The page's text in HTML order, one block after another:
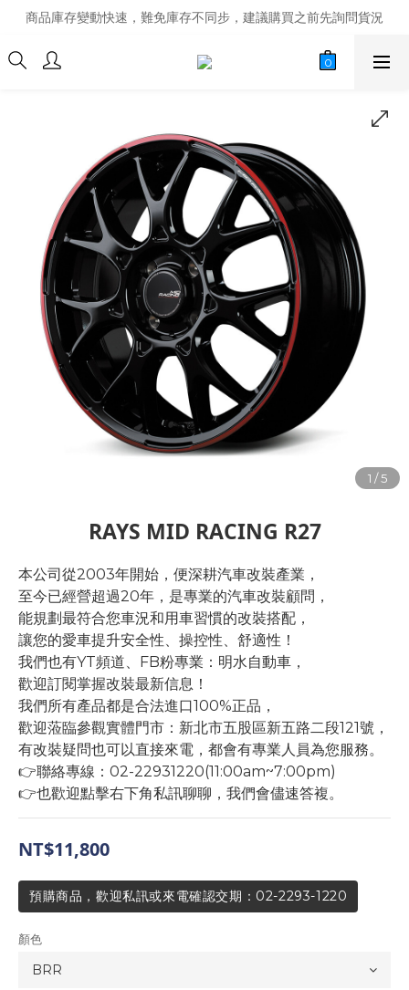
商品庫存變動快速，難免庫存不同步，建議購買之前先詢問貨況
商品庫存變動快速，難免庫存不同步，建議購買之前先詢問貨況
經營超過20年的改裝老字號，安全有保障
RAYS MID RACING R27
本公司從2003年開始，便深耕汽車改裝產業，
至今已經營超過20年，是專業的汽車改裝顧問，
能規劃最符合您車況和用車習慣的改裝搭配，
讓您的愛車提升安全性、操控性、舒適性！
我們也有YT頻道、FB粉專業：明水自動車，
歡迎訂閱掌握改裝最新信息！
我們所有產品都是合法進口100%正品，
歡迎蒞臨參觀實體門市：新北市五股區新五路二段121號，
有改裝疑問也可以直接來電，都會有專業人員為您服務。
👉聯絡專線：02-22931220(11:00am~7:00pm)
👉也歡迎點擊右下角私訊聊聊，我們會儘速答複。
NT$11,800
預購商品，歡迎私訊或來電確認交期：02-2293-1220
顏色